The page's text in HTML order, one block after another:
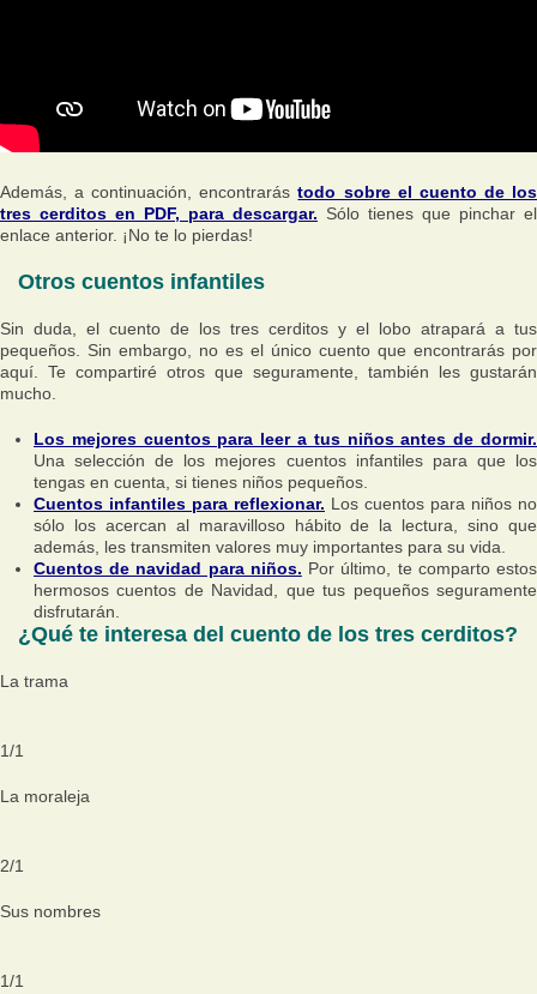
Además, a continuación, encontrarástodo sobre el cuento de los
tres cerditos en PDF, para descargar. Sólo tienes que pinchar el
enlace anterior. ¡No te lo pierdas!
Otros cuentos infantiles
Sin duda, el cuento de los tres cerditos y el lobo atrapará a tus
pequeños. Sin embargo, no es el único cuento que encontrarás por
aquí. Te compartiré otros que seguramente, también les gustarán
mucho.
Los mejores cuentos para leer a tus niños antes de dormir.
Una selección de los mejores cuentos infantiles para que los
tengas en cuenta, si tienes niños pequeños.
Cuentos infantiles para reflexionar. Los cuentos para niños no
sólo los acercan al maravilloso hábito de la lectura, sino que
además, les transmiten valores muy importantes para su vida.
Cuentos de navidad para niños. Por último, te comparto estos
hermosos cuentos de Navidad, que tus pequeños seguramente
disfrutarán.
¿Qué te interesa del cuento de los tres cerditos?
La trama
1/1
La moraleja
2/1
Sus nombres
1/1